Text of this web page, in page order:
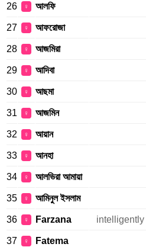
26 ♀ আলফি
27 ♀ আফরোজা
28 ♀ আজমিরা
29 ♀ আদিবা
30 ♀ আছমা
31 ♀ আজমিন
32 ♀ আয়ান
33 ♀ আনহা
34 ♀ আলভিরা আমায়া
35 ♀ আমিনুল ইসলাম
36 ♀ Farzana intelligently
37 ♀ Fatema